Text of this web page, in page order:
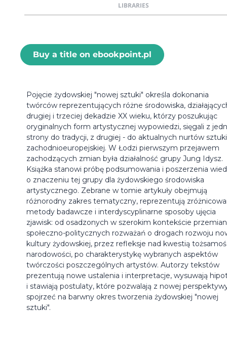
LIBRARIES
Buy a title on ebookpoint.pl
Pojęcie żydowskiej "nowej sztuki" określa dokonania
twórców reprezentujących różne środowiska,
drugiej i trzeciej dekadzie XX wieku, którzy poszukując
oryginalnych form artystycznej wypowiedzi, sięgali z
strony do tradycji, z drugiej - do aktualnych nurtów sztuki
zachodnioeuropejskiej. W Łodzi pierwszym przejawem
zachodzących zmian była działalność grupy Jung Idysz.
Książka stanowi próbę podsumowania i poszerzenia
o znaczeniu tej grupy dla żydowskiego środowiska
artystycznego. Zebrane w tomie artykuły obejmują
różnorodny zakres tematyczny, reprezentują
metody badawcze i interdyscyplinarne sposoby ujęcia
zjawisk: od osadzonych w szerokim kontekście przemian
społeczno-politycznych rozważań o drogach rozwoju
kultury żydowskiej, przez refleksje nad kwestią
narodowości, po charakterystykę wybranych aspektów
twórczości poszczególnych artystów. Autorzy tekstów
prezentują nowe ustalenia i interpretacje, wysuwają
i stawiają postulaty, które pozwalają z nowej
spojrzeć na barwny okres tworzenia żydowskiej "nowej
sztuki".